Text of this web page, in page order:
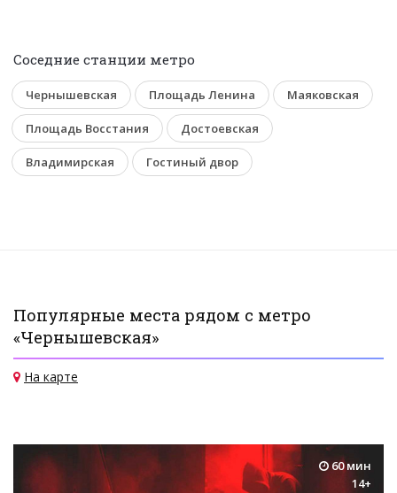
Соседние станции метро
Чернышевская Площадь Ленина Маяковская
Площадь Восстания Достоевская
Владимирская Гостиный двор
Популярные места рядом с метро
«Чернышевская»
На карте
60 мин
14+